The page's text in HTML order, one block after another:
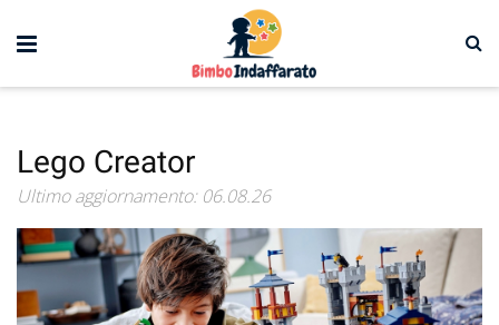
Lego Creator
Ultimo aggiornamento: 06.08.26